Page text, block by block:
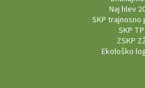
Naj hlev
SKP trajnosno
SKP TP
ZSKP
Ekološko